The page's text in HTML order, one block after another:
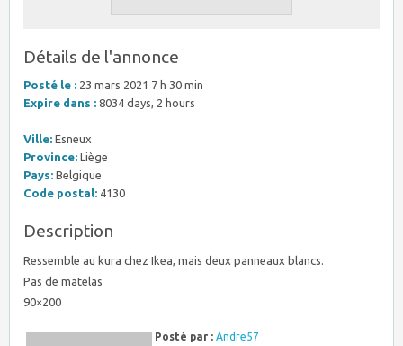
Détails de l'annonce
Posté le : 23 mars 2021 7 h 30 min
Expire dans : 8034 days, 2 hours
Ville: Esneux
Province: Liège
Pays: Belgique
Code postal: 4130
Description
Ressemble au kura chez Ikea, mais deux panneaux blancs.
Pas de matelas
90×200
Posté par : Andre57